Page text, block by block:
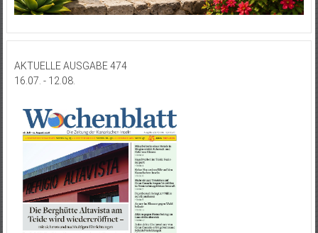
AKTUELLE AUSGABE 474
16.07. - 12.08.